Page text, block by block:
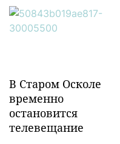
инфраструктуры в
Забайкалье
В Старом Осколе
временно
остановится
телевещание